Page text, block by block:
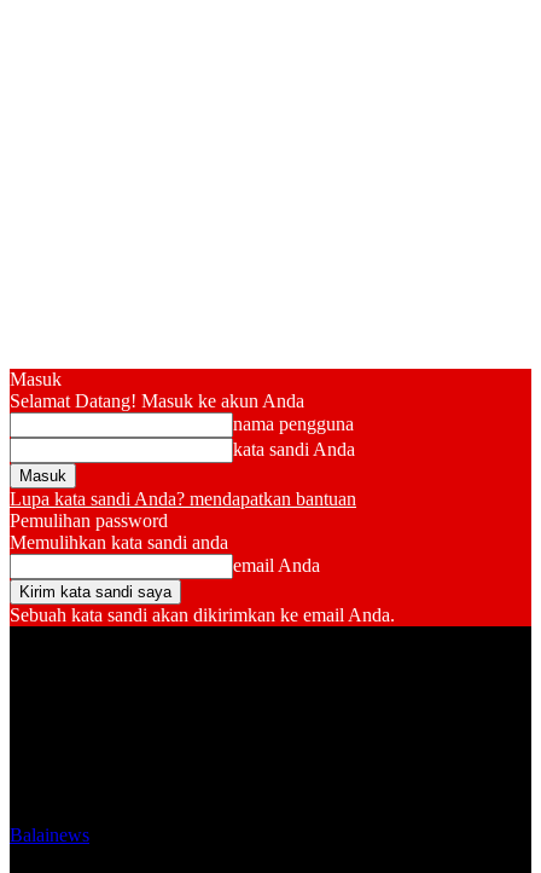
Masuk
Selamat Datang! Masuk ke akun Anda
nama pengguna
kata sandi Anda
Lupa kata sandi Anda? mendapatkan bantuan
Pemulihan password
Memulihkan kata sandi anda
email Anda
Sebuah kata sandi akan dikirimkan ke email Anda.
Balainews